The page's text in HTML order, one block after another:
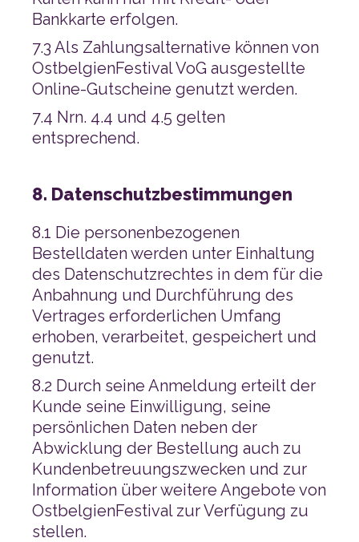
Bankkarte erfolgen.
Online-Gutscheine genutzt werden.
entsprechend.
8. Datenschutzbestimmungen
genutzt.
stellen.